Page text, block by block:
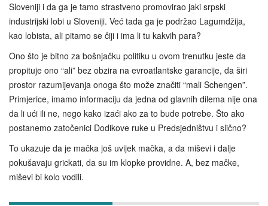
Sloveniji i da ga je tamo strastveno promovirao jaki srpski
industrijski lobi u Sloveniji. Već tada ga je podržao Lagumdžija,
kao lobista, ali pitamo se čiji i ima li tu kakvih para?
Ono što je bitno za bošnjačku politiku u ovom trenutku jeste da
propituje ono “ali” bez obzira na evroatlantske garancije, da širi
prostor razumijevanja onoga što može značiti “mali Schengen”.
Primjerice, imamo informaciju da jedna od glavnih dilema nije ona
da li ući ili ne, nego kako izaći ako za to bude potrebe. Što ako
postanemo zatočenici Dodikove ruke u Predsjedništvu i slično?
To ukazuje da je mačka još uvijek mačka, a da miševi i dalje
pokušavaju grickati, da su im klopke providne. A, bez mačke,
miševi bi kolo vodili.